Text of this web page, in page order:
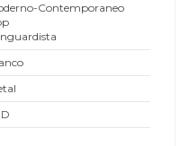
Contemporaneo